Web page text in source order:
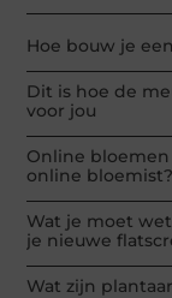
Hoe bouw je
Dit is hoe de
voor jou
Online
online bloemist?
Wat je moet
je nieuwe
Wat zijn